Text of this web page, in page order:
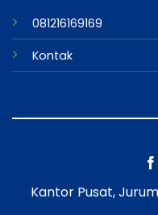
081216169169
Kontak
Kantor Pusat,